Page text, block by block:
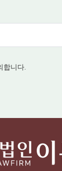
합니다.